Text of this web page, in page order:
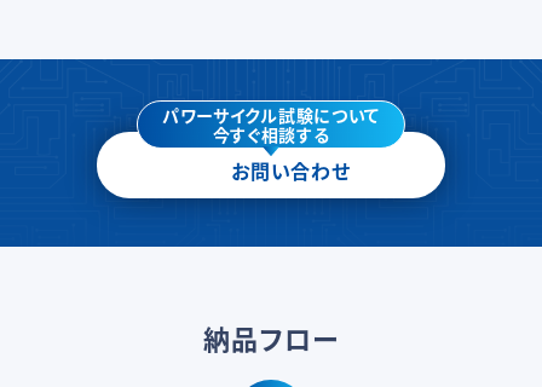
パワーサイクル試験について
今すぐ相談する
お問い合わせ
納品フロー